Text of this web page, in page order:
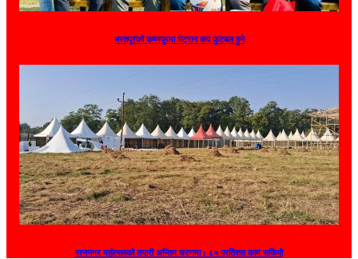
भरतपुरको कृष्णपुरमा भेट्रान कप फुटबल हुने
रत्ननगर महोत्सवको तयारी अन्तिम चरणमा : ८५ प्रतिशत काम सकियो